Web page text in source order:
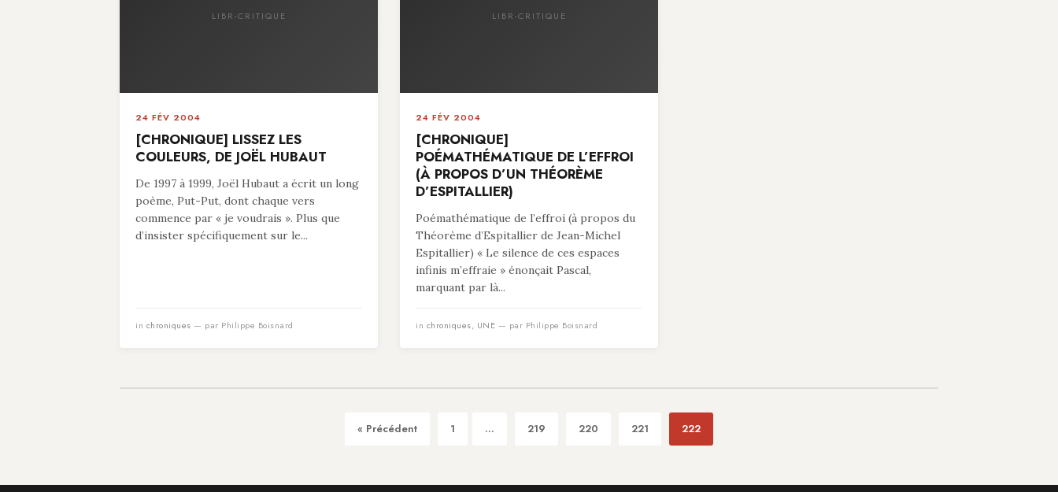
LIBR-CRITIQUE
24 FÉV 2004
[CHRONIQUE] LISSEZ LES
COULEURS, DE JOËL HUBAUT
De 1997 à 1999, Joël Hubaut a écrit un long
poème, Put-Put, dont chaque vers
commence par « je voudrais ». Plus que
d’insister spécifiquement sur le...
in chroniques — par Philippe Boisnard
LIBR-CRITIQUE
24 FÉV 2004
[CHRONIQUE]
POÉMATHÉMATIQUE DE L’EFFROI
(À PROPOS D’UN THÉORÈME
D’ESPITALLIER)
Poémathématique de l’effroi (à propos du
Théorème d’Espitallier de Jean-Michel
Espitallier) « Le silence de ces espaces
infinis m’effraie » énonçait Pascal,
marquant par là...
in chroniques, UNE — par Philippe Boisnard
« Précédent 1 ... 219 220 221 222